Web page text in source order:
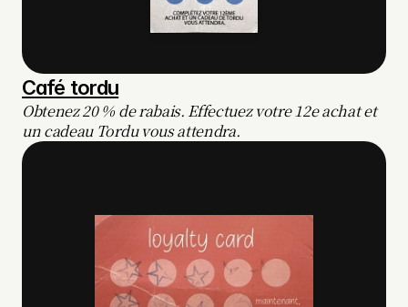
Café tordu
Obtenez 20 % de rabais. Effectuez votre 12e achat et
un cadeau Tordu vous attendra.